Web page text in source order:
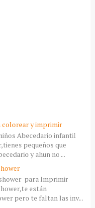
colorear y imprimir
Abecedario infantil
pequeños que
y ahun no ...
para Imprimir
están
pero te faltan las inv...